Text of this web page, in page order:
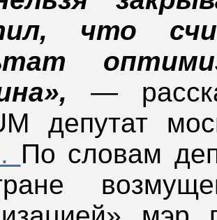
что
—
депутат
По словам